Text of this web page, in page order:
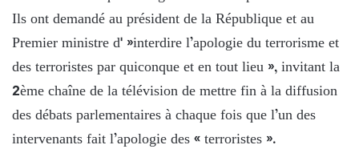
Ils ont demandé au président de la République et au
Premier ministre d' »interdire l’apologie du terrorisme et
des terroristes par quiconque et en tout lieu », invitant la
2ème chaîne de la télévision de mettre fin à la diffusion
des débats parlementaires à chaque fois que l’un des
intervenants fait l’apologie des « terroristes ».